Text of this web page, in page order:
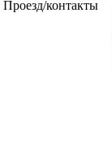
Проезд/контакты